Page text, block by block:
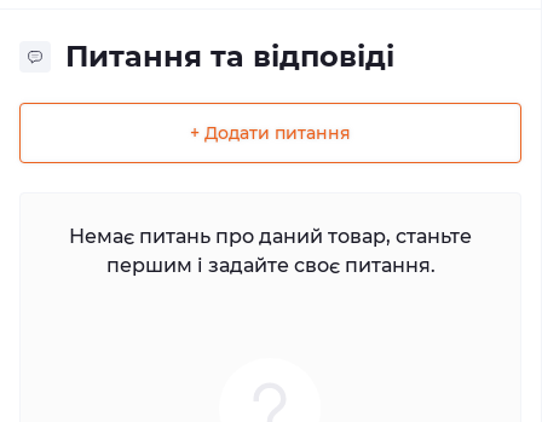
Питання та відповіді
+ Додати питання
Немає питань про даний товар, станьте
першим і задайте своє питання.